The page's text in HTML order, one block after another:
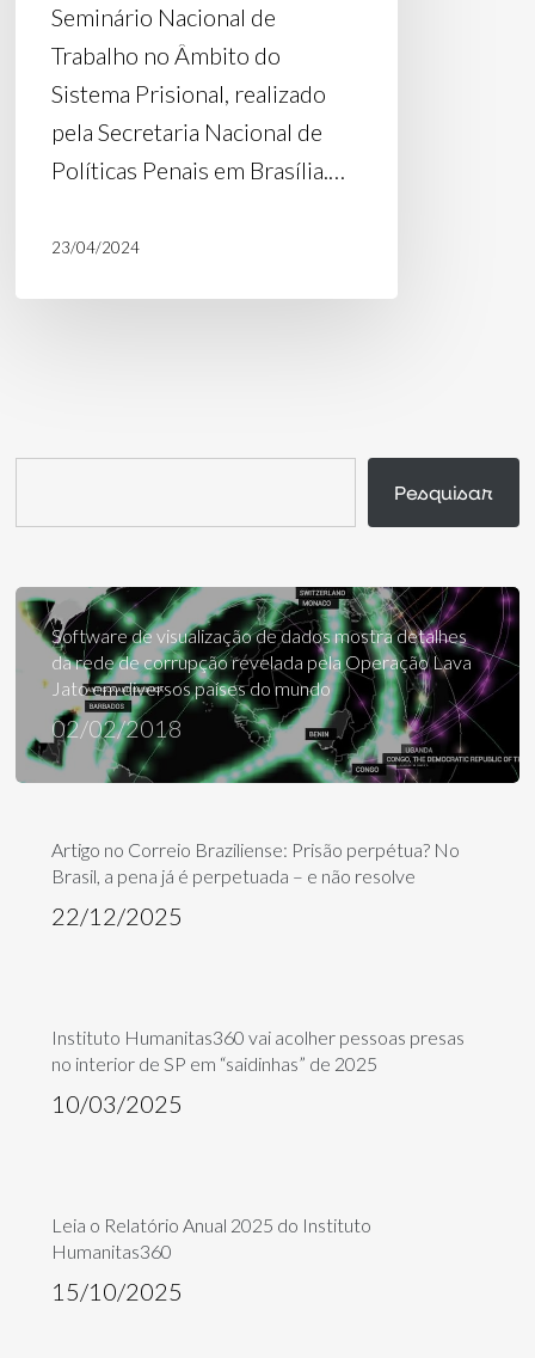
Seminário Nacional de
Trabalho no Âmbito do
Sistema Prisional, realizado
pela Secretaria Nacional de
Políticas Penais em Brasília.…
23/04/2024
Pesquisar
Pesquisar
Software de visualização de dados mostra detalhes
da rede de corrupção revelada pela Operação Lava
Jato em diversos países do mundo
02/02/2018
Artigo no Correio Braziliense: Prisão perpétua? No
Brasil, a pena já é perpetuada – e não resolve
22/12/2025
Instituto Humanitas360 vai acolher pessoas presas
no interior de SP em “saidinhas” de 2025
10/03/2025
Leia o Relatório Anual 2025 do Instituto
Humanitas360
15/10/2025